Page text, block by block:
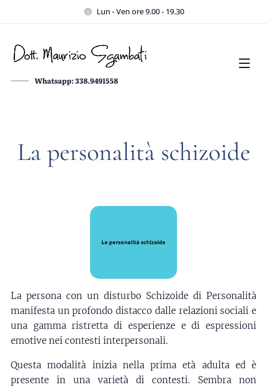
Lun - Ven ore 9.00 - 19.30
Whatsapp: 338.9491558
La personalità schizoide
La persona con un disturbo Schizoide di Personalità
manifesta un profondo distacco dalle relazioni sociali e
una gamma ristretta di esperienze e di espressioni
emotive nei contesti interpersonali.
Questa modalità inizia nella prima età adulta ed è
presente in una varietà di contesti. Sembra non